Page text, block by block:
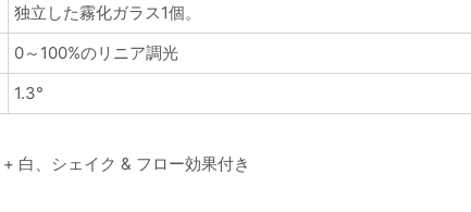
独立した霧化ガラス1個。
0～100%のリニア調光
1.3°
白、シェイク & フロー効果付き